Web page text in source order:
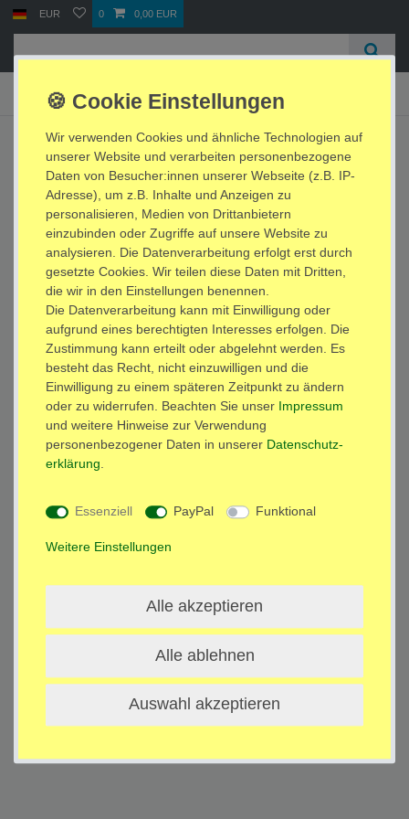
EUR 0 0,00 EUR
Wir verwenden Cookies und ähnliche Technologien auf
unserer Website und verarbeiten personenbezogene
Daten von Besucher:innen unserer Webseite (z.B. IP-
Adresse), um z.B. Inhalte und Anzeigen zu
personalisieren, Medien von Drittanbietern
einzubinden oder Zugriffe auf unsere Website zu
analysieren. Die Datenverarbeitung erfolgt erst durch
gesetzte Cookies. Wir teilen diese Daten mit Dritten,
die wir in den Einstellungen benennen.
Die Datenverarbeitung kann mit Einwilligung oder
aufgrund eines berechtigten Interesses erfolgen. Die
Zustimmung kann erteilt oder abgelehnt werden. Es
besteht das Recht, nicht einzuwilligen und die
Einwilligung zu einem späteren Zeitpunkt zu ändern
oder zu widerrufen. Beachten Sie unser Impressum
und weitere Hinweise zur Verwendung
personenbezogener Daten in unserer Daten­schutz­
erklärung
Essenziell PayPal Funktional
Weitere Einstellungen
Alle akzeptieren
Alle ablehnen
Auswahl akzeptieren
Vorkasse / Banküberweisung
PayPal / Express / Plus
SEPA Lastschrift
Debit- oder Kreditkarte
BAR bei Abholung
SOFORT Überweisung
Versand Info
Impressum Daten­schutz­erklärung
Barrierefreiheitserklärung Widerrufs­recht